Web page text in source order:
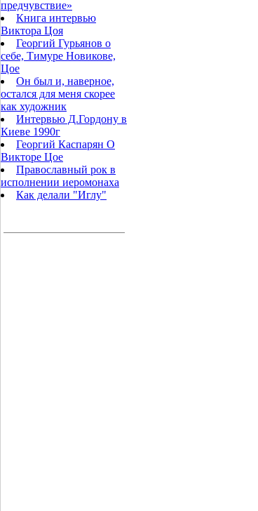
предчувствие»
Книга интервью
Виктора Цоя
Георгий Гурьянов о
себе, Тимуре Новикове,
Цое
Он был и, наверное,
остался для меня скорее
как художник
Интервью Д.Гордону в
Киеве 1990г
Георгий Каспарян О
Викторе Цое
Православный рок в
исполнении иеромонаха
Как делали "Иглу"